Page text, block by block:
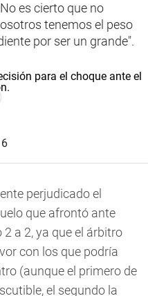
es cierto que no
tenemos el peso
por ser un grande".
perjudicado el
que afrontó ante
a 2, ya que el árbitro
con los que podría
(aunque el primero de
el segundo la